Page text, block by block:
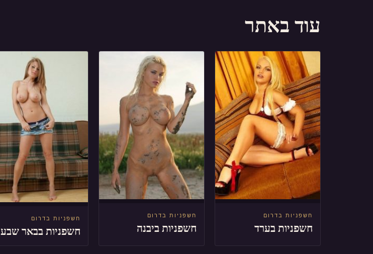
עוד באתר
חשפניות בדרום
חשפניות בערד
חשפניות בדרום
חשפניות ביבנה
חשפניות בדרום
חשפניות בבאר שבע